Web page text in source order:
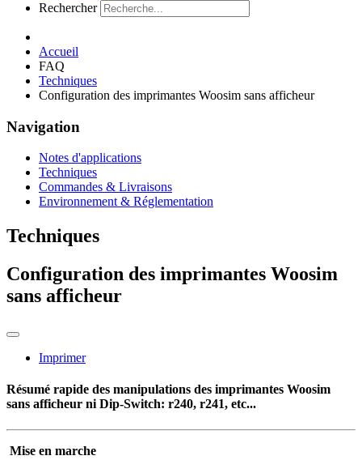
Rechercher
Accueil
FAQ
Techniques
Configuration des imprimantes Woosim sans afficheur
Navigation
Notes d'applications
Techniques
Commandes & Livraisons
Environnement & Réglementation
Techniques
Configuration des imprimantes Woosim
sans afficheur
Imprimer
Résumé rapide des manipulations des imprimantes Woosim
sans afficheur ni Dip-Switch: r240, r241, etc...
Mise en marche